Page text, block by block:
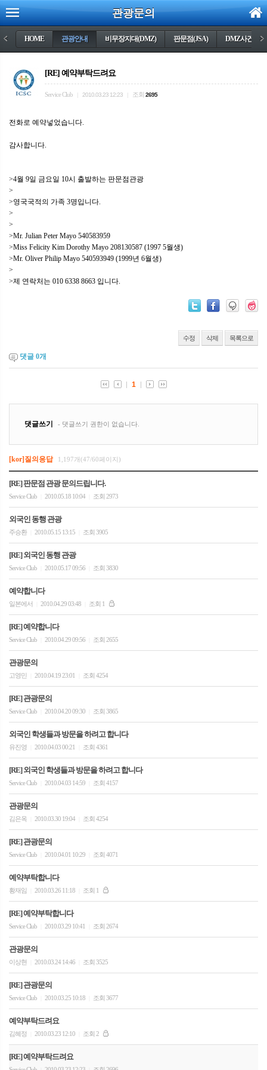
관광문의
< HOME 관광안내 비무장지대(DMZ) 판문점(JSA) DMZ사건들 >
[RE] 예약부탁드려요
Service Club 2010.03.23 12:23 조회 2695
전화로 예약넣었습니다.
감사합니다.
>4월 9일 금요일 10시 출발하는 판문점관광
>
>영국국적의 가족 3명입니다.
>
>
>Mr. Julian Peter Mayo 540583959
>Miss Felicity Kim Dorothy Mayo 208130587 (1997 5월생)
>Mr. Oliver Philip Mayo 540593949 (1999년 6월생)
>
>제 연락처는 010 6338 8663 입니다.
수정 삭제 목록으로
댓글 0개
[kor]질의응답 1,197개(47/60페이지)
[RE] 판문점 관광 문의드립니다.
Service Club 2010.05.18 10:04 조회 2973
외국인 동행 관광
주승환 2010.05.15 13:15 조회 3905
[RE] 외국인 동행 관광
Service Club 2010.05.17 09:56 조회 3830
예약합니다
일본에서 2010.04.29 03:48 조회 1
[RE] 예약합니다
Service Club 2010.04.29 09:56 조회 2655
관광문의
고영민 2010.04.19 23:01 조회 4254
[RE] 관광문의
Service Club 2010.04.20 09:30 조회 3865
외국인 학생들과 방문을 하려고 합니다
유진영 2010.04.03 00:21 조회 4361
[RE] 외국인 학생들과 방문을 하려고 합니다
Service Club 2010.04.03 14:59 조회 4157
관광문의
김은옥 2010.03.30 19:04 조회 4254
[RE] 관광문의
Service Club 2010.04.01 10:29 조회 4071
예약부탁합니다
황재임 2010.03.26 11:18 조회 1
[RE] 예약부탁합니다
Service Club 2010.03.29 10:41 조회 2674
관광문의
이상현 2010.03.24 14:46 조회 3525
[RE] 관광문의
Service Club 2010.03.25 10:18 조회 3677
예약부탁드려요
김혜정 2010.03.23 12:10 조회 2
[RE] 예약부탁드려요